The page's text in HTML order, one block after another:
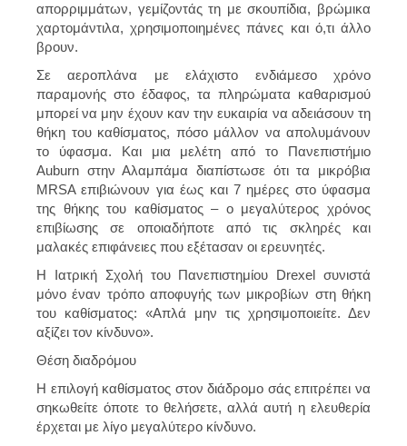
απορριμμάτων, γεμίζοντάς τη με σκουπίδια, βρώμικα
χαρτομάντιλα, χρησιμοποιημένες πάνες και ό,τι άλλο
βρουν.
Σε αεροπλάνα με ελάχιστο ενδιάμεσο χρόνο
παραμονής στο έδαφος, τα πληρώματα καθαρισμού
μπορεί να μην έχουν καν την ευκαιρία να αδειάσουν τη
θήκη του καθίσματος, πόσο μάλλον να απολυμάνουν
το ύφασμα. Και μια μελέτη από το Πανεπιστήμιο
Auburn στην Αλαμπάμα διαπίστωσε ότι τα μικρόβια
MRSA επιβιώνουν για έως και 7 ημέρες στο ύφασμα
της θήκης του καθίσματος – ο μεγαλύτερος χρόνος
επιβίωσης σε οποιαδήποτε από τις σκληρές και
μαλακές επιφάνειες που εξέτασαν οι ερευνητές.
Η Ιατρική Σχολή του Πανεπιστημίου Drexel συνιστά
μόνο έναν τρόπο αποφυγής των μικροβίων στη θήκη
του καθίσματος: «Απλά μην τις χρησιμοποιείτε. Δεν
αξίζει τον κίνδυνο».
Θέση διαδρόμου
Η επιλογή καθίσματος στον διάδρομο σάς επιτρέπει να
σηκωθείτε όποτε το θελήσετε, αλλά αυτή η ελευθερία
έρχεται με λίγο μεγαλύτερο κίνδυνο.